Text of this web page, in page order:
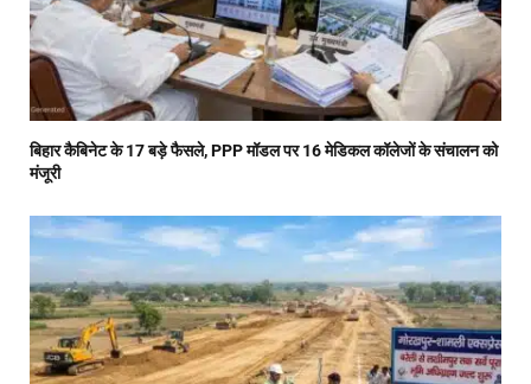
बिहार कैबिनेट के 17 बड़े फैसले, PPP मॉडल पर 16 मेडिकल कॉलेजों के संचालन को
मंजूरी